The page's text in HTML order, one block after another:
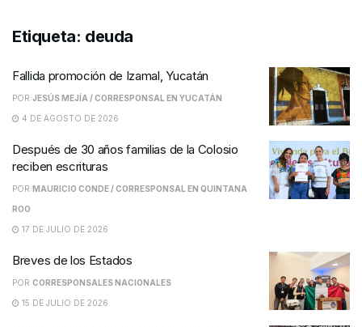
Etiqueta: deuda
Fallida promoción de Izamal, Yucatán
POR JESÚS MEJÍA / CORRESPONSAL EN YUCATÁN
4 DE AGOSTO DE 2026
Después de 30 años familias de la Colosio
reciben escrituras
POR MAURICIO CONDE / CORRESPONSAL EN QUINTANA
ROO
17 DE JULIO DE 2026
Breves de los Estados
POR CORRESPONSALES NACIONALES
15 DE JULIO DE 2026